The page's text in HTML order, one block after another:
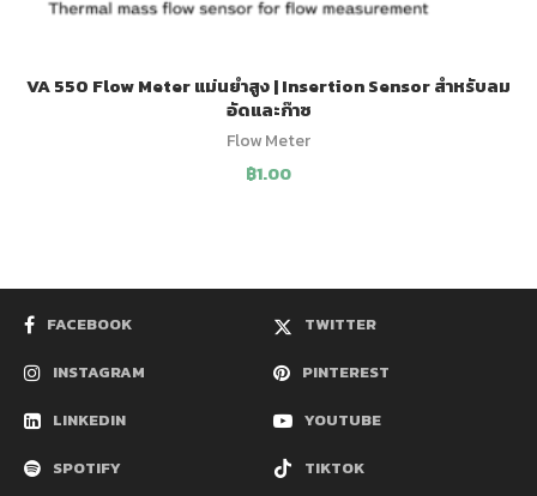
VA 550 Flow Meter แม่นยำสูง | Insertion Sensor สำหรับลม
อัดและก๊าซ
Flow Meter
฿1.00
FACEBOOK TWITTER
INSTAGRAM PINTEREST
LINKEDIN YOUTUBE
SPOTIFY TIKTOK